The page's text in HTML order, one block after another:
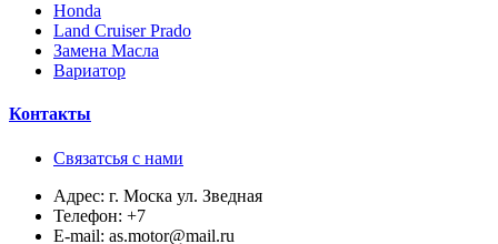
Honda
Land Cruiser Prado
Замена Масла
Вариатор
Контакты
Связатсья с нами
Адрес: г. Моска ул. Зведная
Телефон: +7
E-mail: as.motor@mail.ru